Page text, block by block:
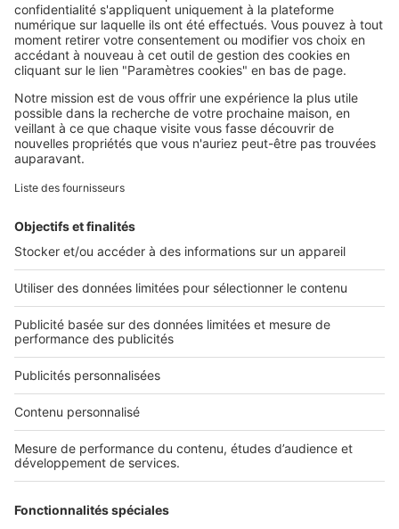
SeLoger c'est aussi
Retrouvez-nous sur ...
L'ENTREPRISE
Nous contacter
Nous recrutons
NOS APPLICATIONS
Découvrez nos applications
Tous nos services pro